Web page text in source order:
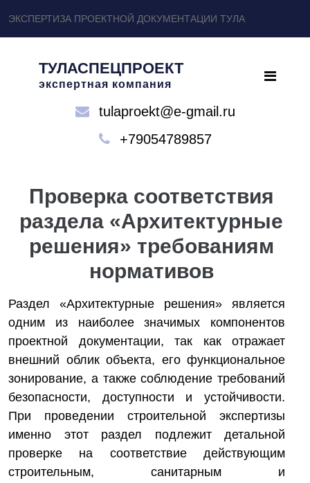
ЭКСПЕРТИЗА ПРОЕКТНОЙ ДОКУМЕНТАЦИИ ТУЛА
ТУЛАСПЕЦПРОЕКТ
экспертная компания
tulaproekt@e-gmail.ru
+79054789857
Проверка соответствия
раздела «Архитектурные
решения» требованиям
нормативов
Раздел «Архитектурные решения» является
одним из наиболее значимых компонентов
проектной документации, так как отражает
внешний облик объекта, его функциональное
зонирование, а также соблюдение требований
безопасности, доступности и устойчивости.
При проведении строительной экспертизы
именно этот раздел подлежит детальной
проверке на соответствие действующим
строительным, санитарным и